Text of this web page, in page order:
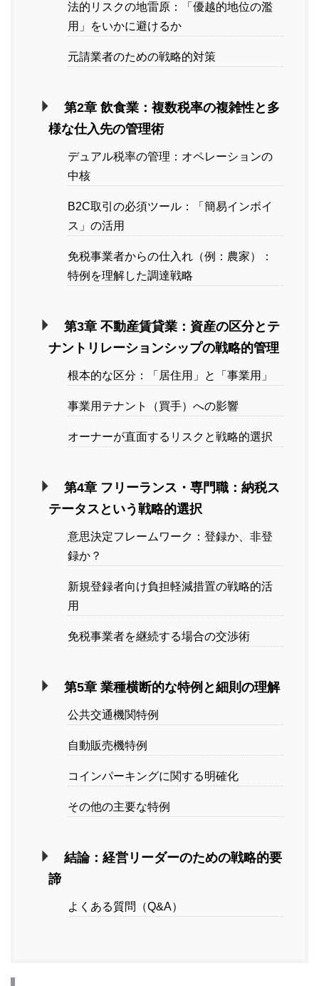
法的リスクの地雷原：「優越的地位の濫
用」をいかに避けるか
元請業者のための戦略的対策
第2章 飲食業：複数税率の複雑性と多
様な仕入先の管理術
デュアル税率の管理：オペレーションの
中核
B2C取引の必須ツール：「簡易インボイ
ス」の活用
免税事業者からの仕入れ（例：農家）：
特例を理解した調達戦略
第3章 不動産賃貸業：資産の区分とテ
ナントリレーションシップの戦略的管理
根本的な区分：「居住用」と「事業用」
事業用テナント（買手）への影響
オーナーが直面するリスクと戦略的選択
第4章 フリーランス・専門職：納税ス
テータスという戦略的選択
意思決定フレームワーク：登録か、非登
録か？
新規登録者向け負担軽減措置の戦略的活
用
免税事業者を継続する場合の交渉術
第5章 業種横断的な特例と細則の理解
公共交通機関特例
自動販売機特例
コインパーキングに関する明確化
その他の主要な特例
結論：経営リーダーのための戦略的要
諦
よくある質問（Q&A）